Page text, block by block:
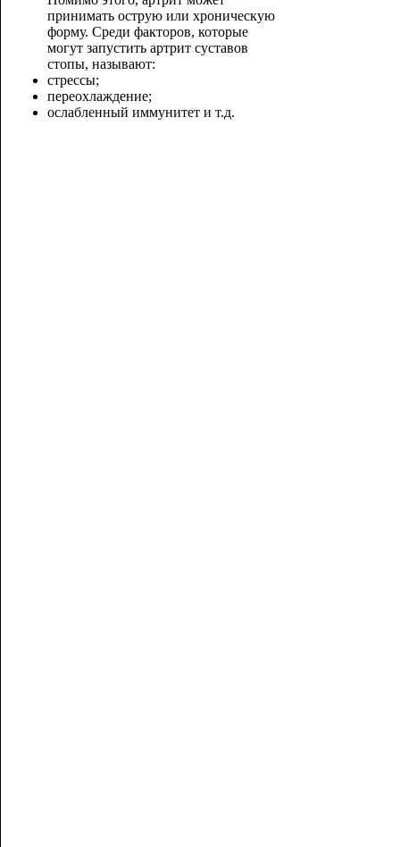
принимать острую или хроническую
форму. Среди факторов, которые
могут запустить артрит суставов
стопы, называют:
стрессы;
переохлаждение;
ослабленный иммунитет и т.д.